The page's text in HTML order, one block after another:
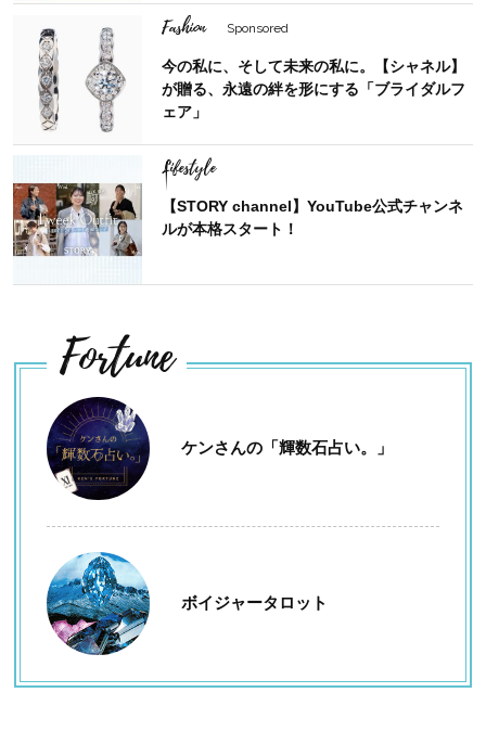
Fashion Sponsored
今の私に、そして未来の私に。【シャネル】
が贈る、永遠の絆を形にする「ブライダルフ
ェア」
Lifestyle
【STORY channel】YouTube公式チャンネ
ルが本格スタート！
Fortune
ケンさんの「輝数石占い。」
ボイジャータロット